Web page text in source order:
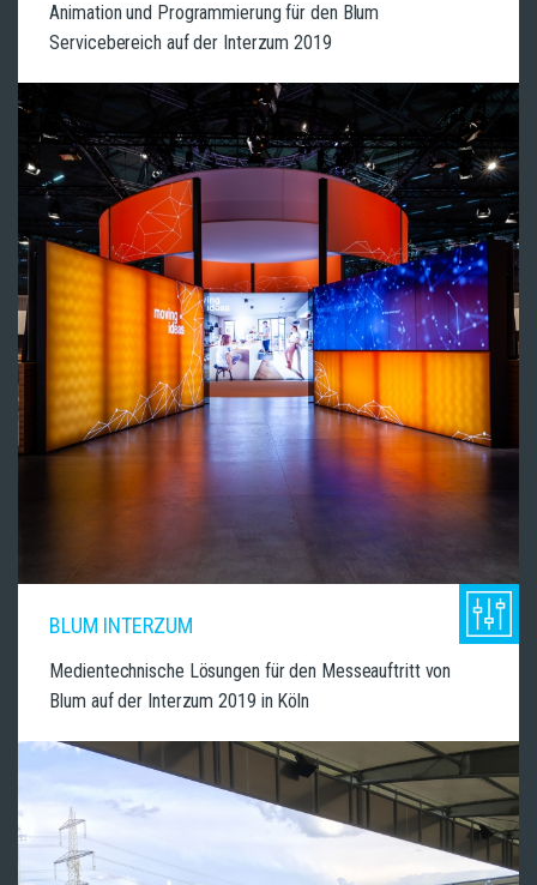
Animation und Programmierung für den Blum
Servicebereich auf der Interzum 2019
BLUM INTERZUM
Medientechnische Lösungen für den Messeauftritt von
Blum auf der Interzum 2019 in Köln